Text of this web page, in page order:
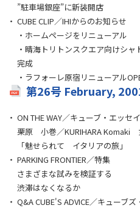
”駐車場銀座”に新装開店
CUBE CLIP／IHIからのお知らせ
・ホームページをリニューアル
・晴海トリトンスクエア向けシャ
完成
・ラフォーレ原宿リニューアル
第26号 February,
ON THE WAY／キューブ・エッセイ
栗原 小巻／KURIHARA Komaki
「魅せられて イタリアの旅」
PARKING FRONTIER／特集
さまざまな試みを検証する
渋滞はなくなるか
Q&A CUBE'S ADVICE／キューブ